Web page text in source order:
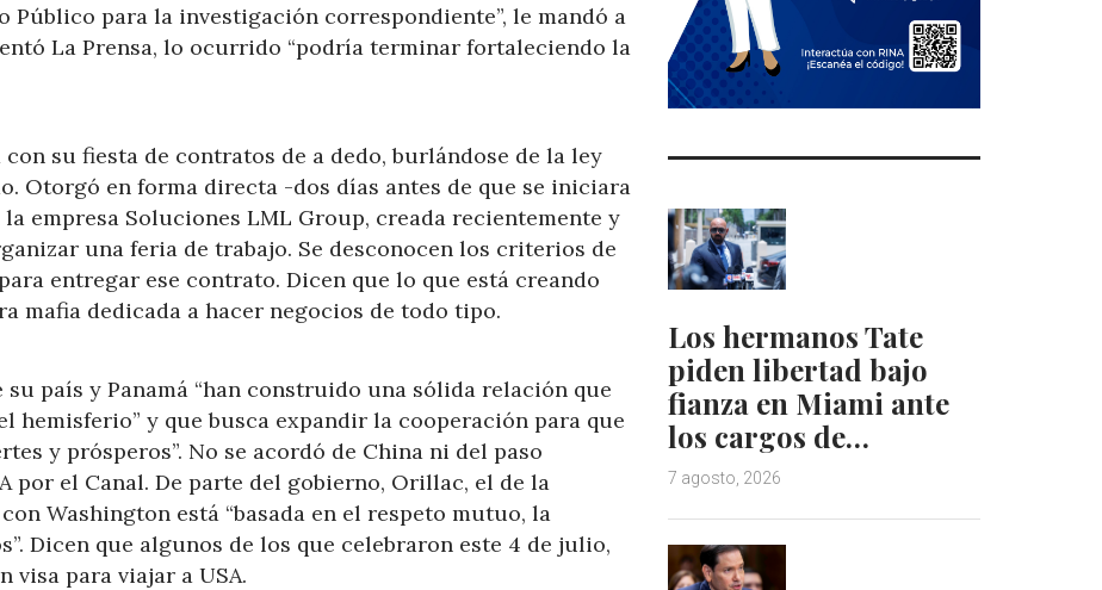
para la investigación correspondiente”, le mandó a
La Prensa, lo ocurrido “podría terminar fortaleciendo la
su fiesta de contratos de a dedo, burlándose de la ley
Otorgó en forma directa -dos días antes de que se iniciara
empresa Soluciones LML Group, creada recientemente y
una feria de trabajo. Se desconocen los criterios de
entregar ese contrato. Dicen que lo que está creando
mafia dedicada a hacer negocios de todo tipo.
su país y Panamá “han construido una sólida relación que
hemisferio” y que busca expandir la cooperación para que
y prósperos”. No se acordó de China ni del paso
por el Canal. De parte del gobierno, Orillac, el de la
Washington está “basada en el respeto mutuo, la
Dicen que algunos de los que celebraron este 4 de julio,
para viajar a USA.
Los hermanos Tate
piden libertad bajo
fianza en Miami ante
los cargos de…
7 agosto, 2026